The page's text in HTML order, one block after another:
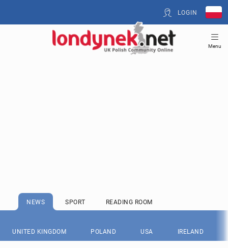
LOGIN
Menu
NEWS SPORT READING ROOM
UNITED KINGDOM POLAND USA IRELAND